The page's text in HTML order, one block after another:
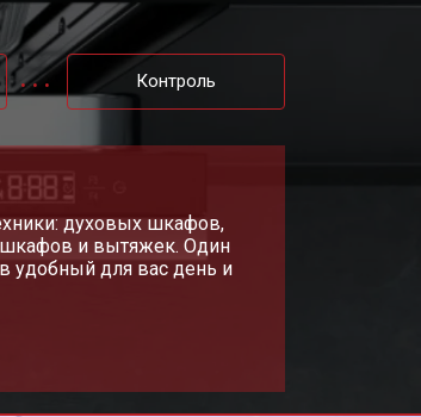
Заказать
Заказать
Контроль
духовых шкафов,
шкафов и вытяжек. Один
удобный для вас день и